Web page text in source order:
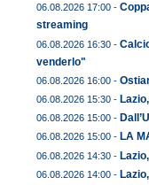
06.08.2026 17:00 -
streaming
06.08.2026 16:30 -
venderlo"
06.08.2026 16:00 -
06.08.2026 15:30 -
06.08.2026 15:00 -
06.08.2026 15:00 - LA
06.08.2026 14:30 -
06.08.2026 14:00 -